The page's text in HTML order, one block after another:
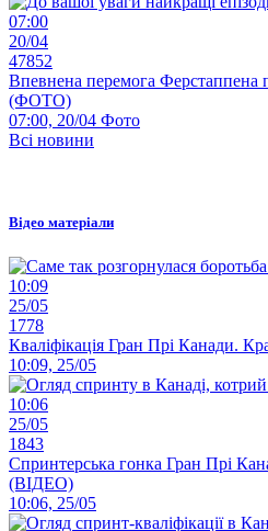
07:00
20/04
47852
Впевнена перемога Ферстаппена
(ФОТО)
07:00, 20/04 Фото
Всі новини
Відео матеріали
10:09
25/05
1778
Кваліфікація Гран Прі Канади.
10:09, 25/05
10:06
25/05
1843
Спринтерська гонка Гран Прі
(ВІДЕО)
10:06, 25/05